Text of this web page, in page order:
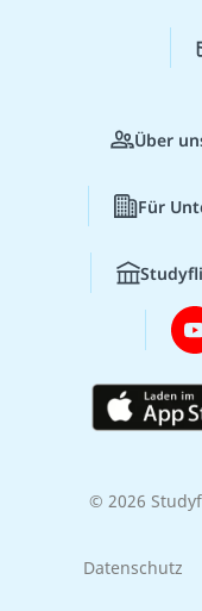
Über
Für
© 2026
Datenschutz